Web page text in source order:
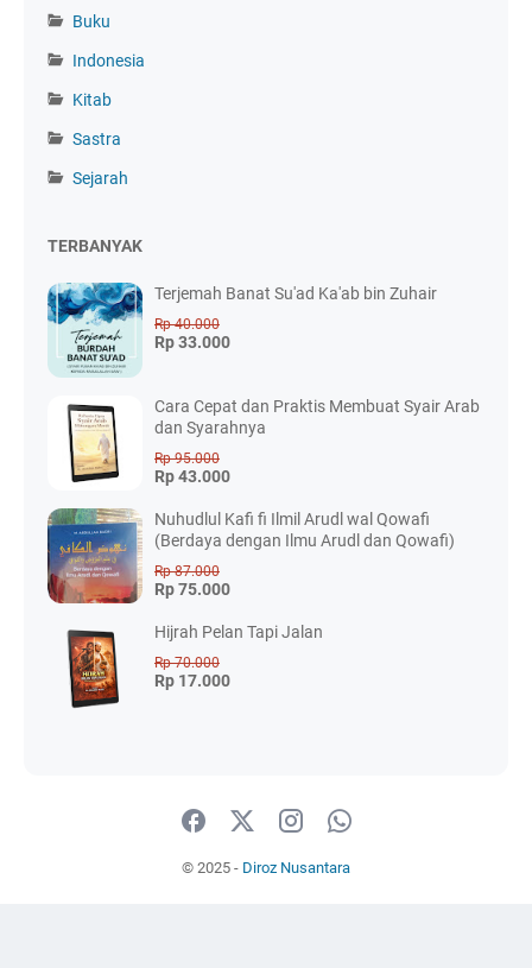
Buku
Indonesia
Kitab
Sastra
Sejarah
TERBANYAK
Terjemah Banat Su'ad Ka'ab bin Zuhair
Rp 40.000
Rp 33.000
Cara Cepat dan Praktis Membuat Syair Arab
dan Syarahnya
Rp 95.000
Rp 43.000
Nuhudlul Kafi fi Ilmil Arudl wal Qowafi
(Berdaya dengan Ilmu Arudl dan Qowafi)
Rp 87.000
Rp 75.000
Hijrah Pelan Tapi Jalan
Rp 70.000
Rp 17.000
© 2025 - Diroz Nusantara